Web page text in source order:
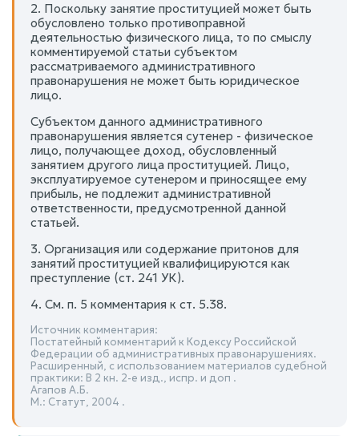
2. Поскольку занятие проституцией может быть
обусловлено только противоправной
деятельностью физического лица, то по смыслу
комментируемой статьи субъектом
рассматриваемого административного
правонарушения не может быть юридическое
лицо.
Субъектом данного административного
правонарушения является сутенер - физическое
лицо, получающее доход, обусловленный
занятием другого лица проституцией. Лицо,
эксплуатируемое сутенером и приносящее ему
прибыль, не подлежит административной
ответственности, предусмотренной данной
статьей.
3. Организация или содержание притонов для
занятий проституцией квалифицируются как
преступление (ст. 241 УК).
4. См. п. 5 комментария к ст. 5.38.
Источник комментария:
Постатейный комментарий к Кодексу Российской
Федерации об административных правонарушениях.
Расширенный, с использованием материалов судебной
практики: В 2 кн. 2-е изд., испр. и доп .
Агапов А.Б.
М.: Статут, 2004 .